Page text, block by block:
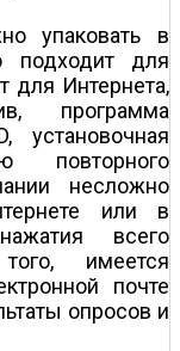
упаковать в
подходит для
для Интернета,
программа
установочная
повторного
несложно
или в
всего
имеется
почте
опросов и